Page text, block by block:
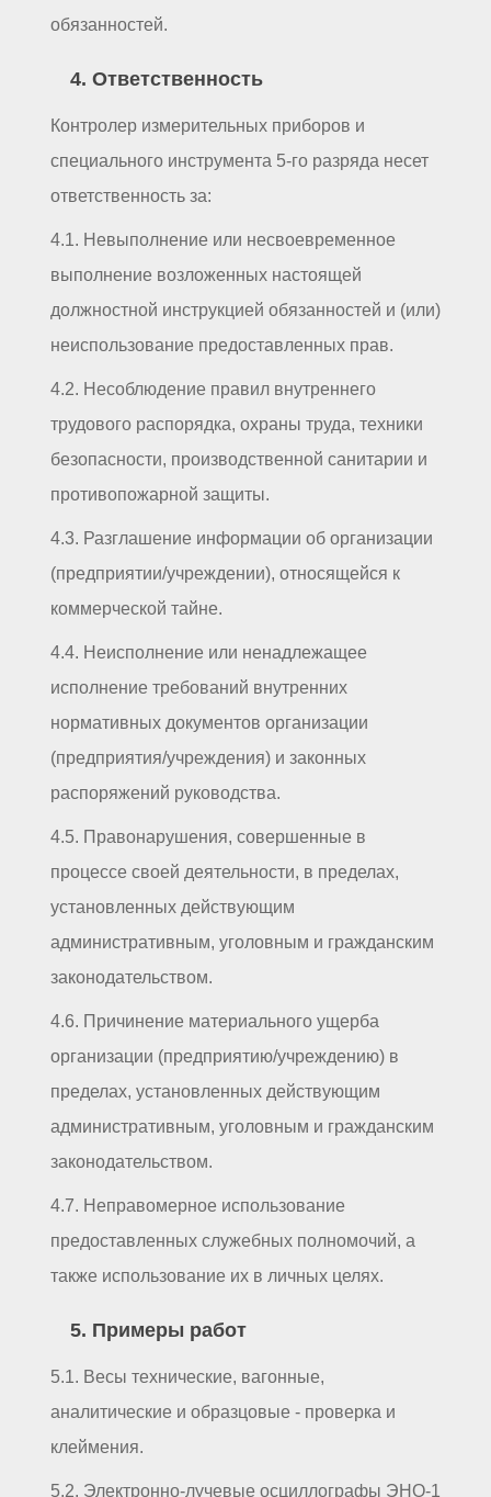
обязанностей.
4. Ответственность
Контролер измерительных приборов и
специального инструмента 5-го разряда несет
ответственность за:
4.1. Невыполнение или несвоевременное
выполнение возложенных настоящей
должностной инструкцией обязанностей и (или)
неиспользование предоставленных прав.
4.2. Несоблюдение правил внутреннего
трудового распорядка, охраны труда, техники
безопасности, производственной санитарии и
противопожарной защиты.
4.3. Разглашение информации об организации
(предприятии/учреждении), относящейся к
коммерческой тайне.
4.4. Неисполнение или ненадлежащее
исполнение требований внутренних
нормативных документов организации
(предприятия/учреждения) и законных
распоряжений руководства.
4.5. Правонарушения, совершенные в
процессе своей деятельности, в пределах,
установленных действующим
административным, уголовным и гражданским
законодательством.
4.6. Причинение материального ущерба
организации (предприятию/учреждению) в
пределах, установленных действующим
административным, уголовным и гражданским
законодательством.
4.7. Неправомерное использование
предоставленных служебных полномочий, а
также использование их в личных целях.
5. Примеры работ
5.1. Весы технические, вагонные,
аналитические и образцовые - проверка и
клеймения.
5.2. Электронно-лучевые осциллографы ЭНО-1